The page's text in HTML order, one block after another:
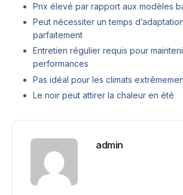
Prix élevé par rapport aux modèles
Peut nécessiter un temps
parfaitement
Entretien régulier requis pour
performances
Pas idéal pour les climats
Le noir peut attirer la chaleur en été
admin